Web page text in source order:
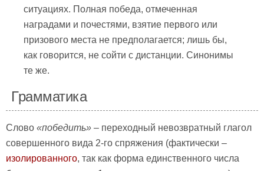
ситуациях. Полная победа, отмеченная
наградами и почестями, взятие первого или
призового места не предполагается; лишь бы,
как говорится, не сойти с дистанции. Синонимы
те же.
Грамматика
Слово «победить» – переходный невозвратный глагол
совершенного вида 2-го спряжения (фактически –
изолированного, так как форма единственного числа